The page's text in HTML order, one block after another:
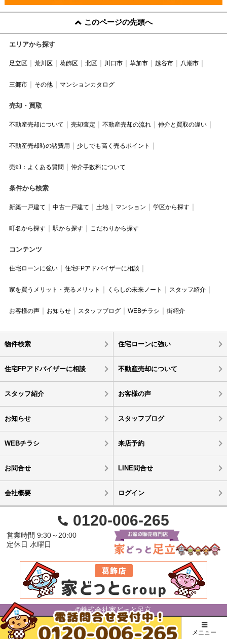
このページの先頭へ
エリアから探す
足立区 荒川区 葛飾区 北区 川口市 草加市 越谷市 八潮市
三郷市 その他 マンションカタログ
売却・買取
不動産売却について 売却査定 不動産売却の流れ 仲介と買取の違い
不動産売却時の諸費用 少しでも高く売るポイント
売却：よくある質問 仲介手数料について
条件から検索
新築一戸建て 中古一戸建て 土地 マンション 学区から探す
町名から探す 駅から探す こだわりから探す
コンテンツ
住宅ローンに強い 住宅FPアドバイザーに相談
家を買うメリット・売るメリット くらしの未来ノート スタッフ紹介
お客様の声 お知らせ スタッフブログ WEBチラシ 街紹介
物件検索 住宅ローンに強い
住宅FPアドバイザーに相談 不動産売却について
スタッフ紹介 お客様の声
お知らせ スタッフブログ
WEBチラシ 来店予約
お問合せ LINE問合せ
会社概要 ログイン
0120-006-265
営業時間 9:30～20:00
定休日 水曜日
©株式会社家どっと足立
メニュー